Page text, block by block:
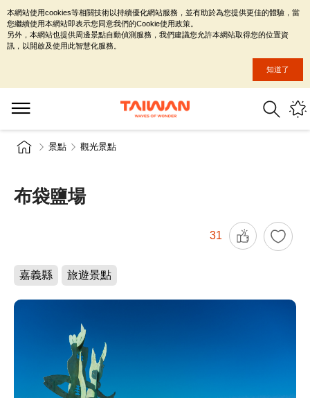
景點 觀光景點
布袋鹽場
31
嘉義縣 旅遊景點
本網站使用cookies等相關技術以持續優化網站服務，並有助於為您提供更佳的體驗，當
您繼續使用本網站即表示您同意我們的Cookie使用政策。
另外，本網站也提供周邊景點自動偵測服務，我們建議您允許本網站取得您的位置資
訊，以開啟及使用此智慧化服務。
知道了